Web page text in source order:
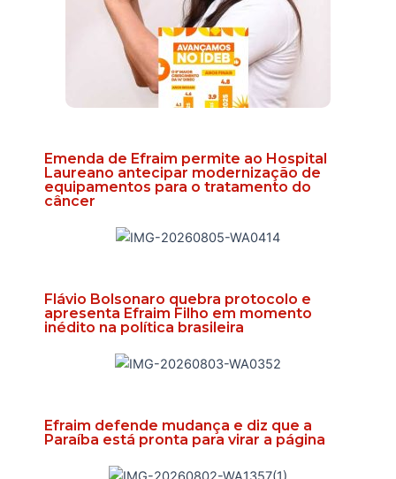
Emenda de Efraim permite ao Hospital
Laureano antecipar modernização de
equipamentos para o tratamento do
câncer
Flávio Bolsonaro quebra protocolo e
apresenta Efraim Filho em momento
inédito na política brasileira
Efraim defende mudança e diz que a
Paraíba está pronta para virar a página